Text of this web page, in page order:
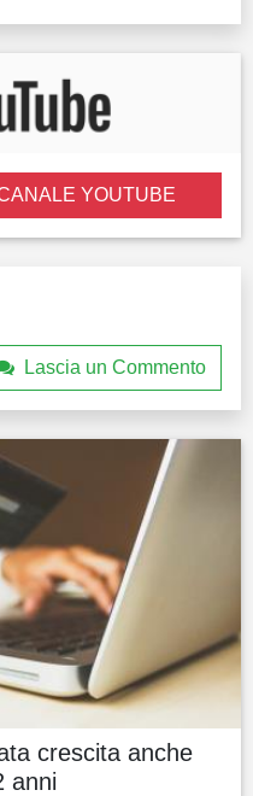
YOUTUBE
Lascia un Commento
crescita anche
anni